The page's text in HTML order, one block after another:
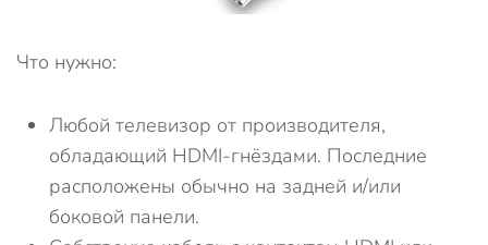
Что нужно:
Любой телевизор от производителя,
обладающий HDMI-гнёздами. Последние
расположены обычно на задней и/или
боковой панели.